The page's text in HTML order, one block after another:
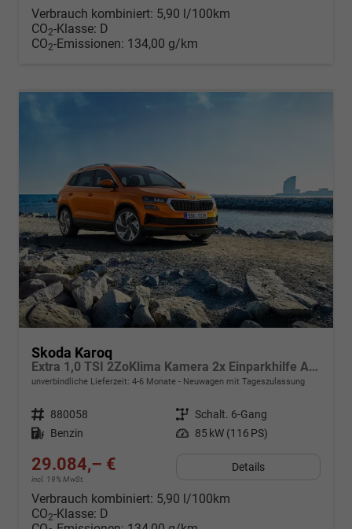
Verbrauch kombiniert: 5,90 l/100km
CO2-Klasse: D
CO2-Emissionen: 134,00 g/km
Skoda Karoq
Extra 1,0 TSI 2ZoKlima Kamera 2x Einparkhilfe Alu Felgen 5J Garantie Sitzheizung LED Scheinwerfer ACC
unverbindliche Lieferzeit: 4-6 Monate Neuwagen mit Tageszulassung
Fahrzeugnr. 880058 Getriebe Schalt. 6-Gang
Kraftstoff Benzin Leistung 85 kW (116 PS)
29.084,– €
incl. 19% MwSt.
Details
Verbrauch kombiniert: 5,90 l/100km
CO2-Klasse: D